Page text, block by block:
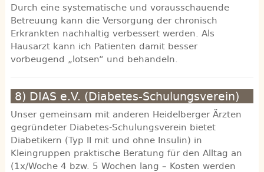
Durch eine systematische und vorausschauende
Betreuung kann die Versorgung der chronisch
Erkrankten nachhaltig verbessert werden. Als
Hausarzt kann ich Patienten damit besser
vorbeugend „lotsen“ und behandeln.
8) DIAS e.V. (Diabetes-Schulungsverein)
Unser gemeinsam mit anderen Heidelberger Ärzten
gegründeter Diabetes-Schulungsverein bietet
Diabetikern (Typ II mit und ohne Insulin) in
Kleingruppen praktische Beratung für den Alltag an
(1x/Woche 4 bzw. 5 Wochen lang – Kosten werden